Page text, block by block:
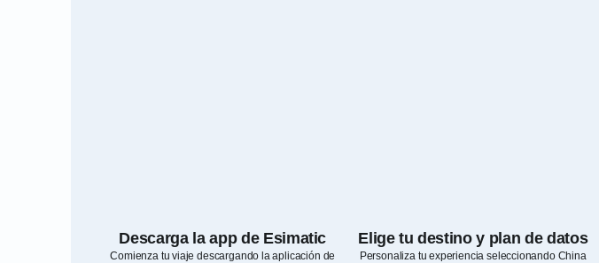
Descarga la app de Esimatic
Comienza tu viaje descargando la aplicación de
Elige tu destino y plan de datos
Personaliza tu experiencia seleccionando China